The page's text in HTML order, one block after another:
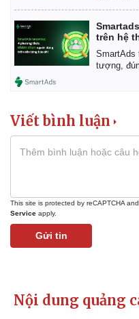
Bóng đá
Lịch thi đấu bóng đá
eSports
trên hệ
SmartAds
tượng,
Viết bình luận
This site is protected by reCAPTCHA
Service apply.
Gửi tin